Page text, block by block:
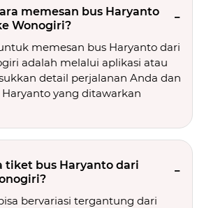
memesan bus Haryanto
Wonogiri?
memesan bus Haryanto dari
adalah melalui aplikasi atau
detail perjalanan Anda dan
yang ditawarkan
tiket bus Haryanto dari
bervariasi tergantung dari